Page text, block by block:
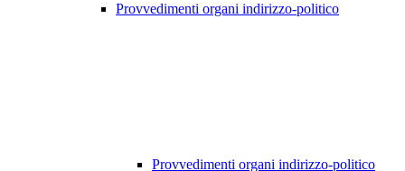
Provvedimenti organi indirizzo-politico
Provvedimenti organi indirizzo-politico